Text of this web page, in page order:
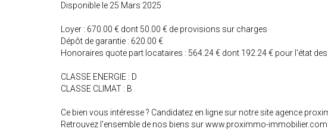
Disponible le 25 Mars 2025
Loyer : 670.00 € dont 50.00 € de provisions sur charges
Dépôt de garantie : 620.00 €
Honoraires quote part locataires : 564.24 € dont 192.24 € pour l'état
CLASSE ENERGIE : D
CLASSE CLIMAT : B
Ce bien vous intéresse ? Candidatez en ligne sur notre site agence
Retrouvez l'ensemble de nos biens sur www.proximmo-immobilier.com